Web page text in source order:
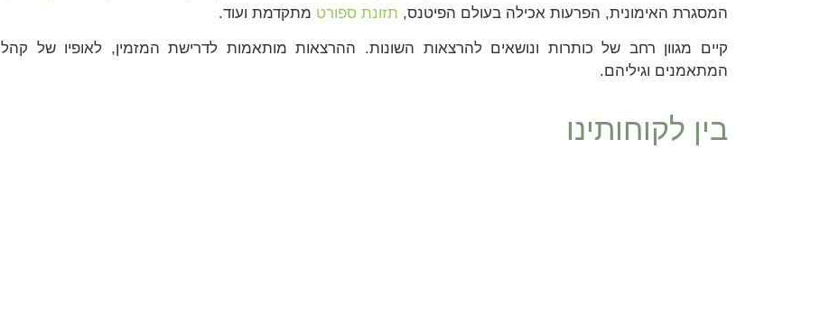
המסגרת האימונית, הפרעות אכילה בעולם הפיטנס, תזונת ספורט מתקדמת ועוד.
קיים מגוון רחב של כותרות ונושאים להרצאות השונות. ההרצאות מותאמות לדרישת המזמין, לאופיו של קהל
המתאמנים וגיליהם.
בין לקוחותינו